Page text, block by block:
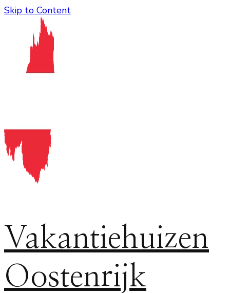
Skip to Content
Vakantiehuizen
Oostenrijk